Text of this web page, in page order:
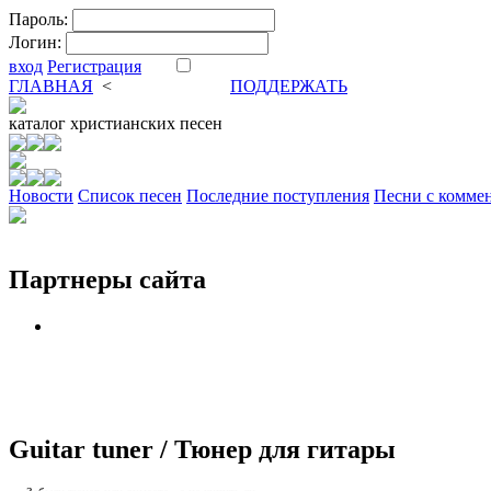
Пароль:
Логин:
вход Регистрация
ГЛАВНАЯ <
ПОДДЕРЖАТЬ
каталог христианских песен
Новости Cписок песен Последние поступления Песни с
Партнеры сайта
Guitar tuner / Тюнер для гитары